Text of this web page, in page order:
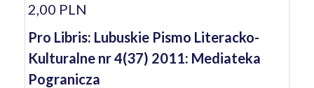
2,00 PLN
Pro Libris: Lubuskie Pismo Literacko-
Kulturalne nr 4(37) 2011: Mediateka
Pogranicza